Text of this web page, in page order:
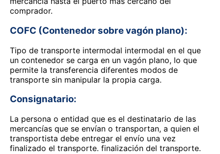
comprador.
COFC (Contenedor sobre vagón plano):
Tipo de transporte intermodal intermodal en el que
un contenedor se carga en un vagón plano, lo que
permite la transferencia diferentes modos de
transporte sin manipular la propia carga.
Consignatario:
La persona o entidad que es el destinatario de las
mercancías que se envían o transportan, a quien el
transportista debe entregar el envío una vez
finalizado el transporte. finalización del transporte.